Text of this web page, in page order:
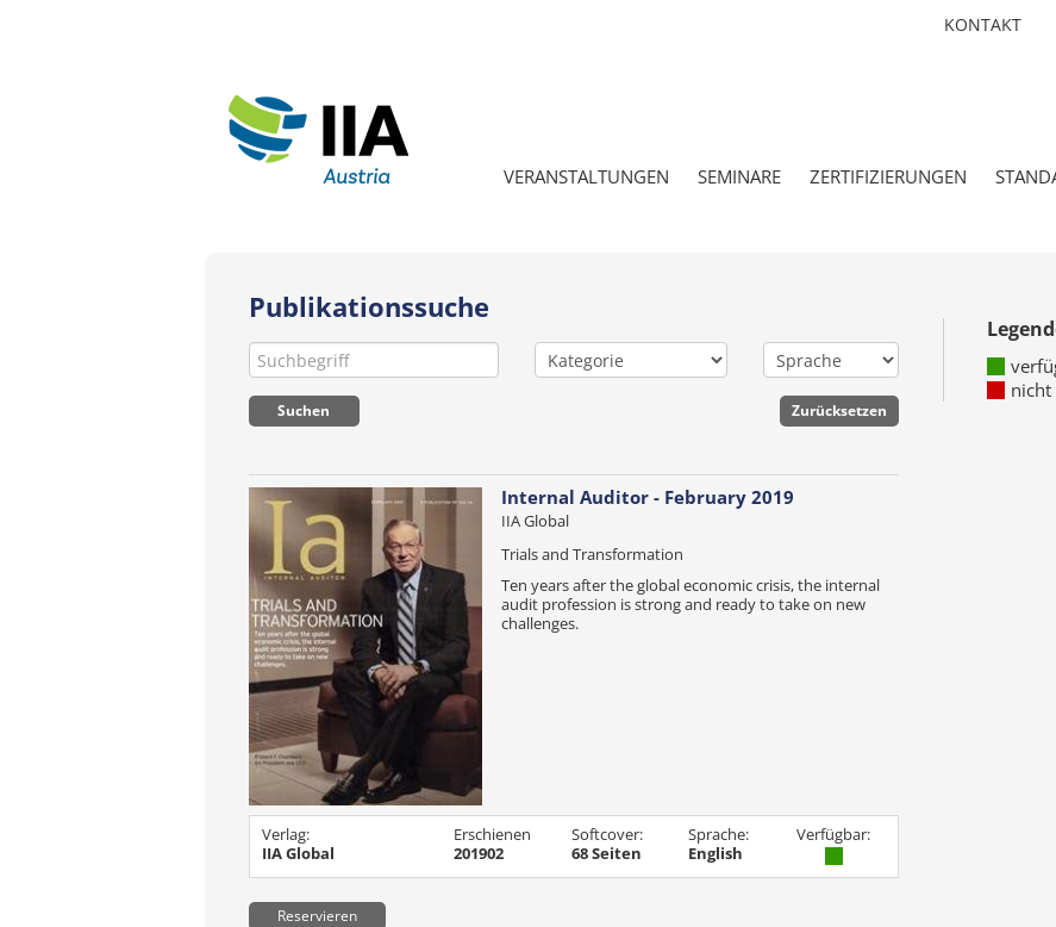
KONTAKT
VERANSTALTUNGEN SEMINARE ZERTIFIZIERUNGEN
Publikationssuche
Internal Auditor - February 2019
IIA Global
Trials and Transformation
Ten years after the global economic crisis, the internal
audit profession is strong and ready to take on new
challenges.
Verlag:
IIA Global
Erschienen
201902
Softcover:
68 Seiten
Sprache:
English
Verfügbar:
Reservieren